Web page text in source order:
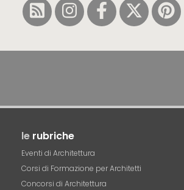
le rubriche
Eventi di Architettura
Corsi di Formazione per Architetti
Concorsi di Architettura